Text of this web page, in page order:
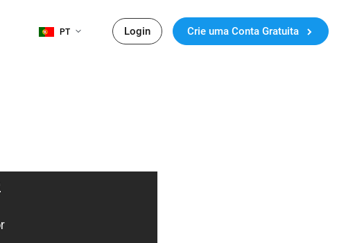
PT Login Crie uma Conta Gratuita